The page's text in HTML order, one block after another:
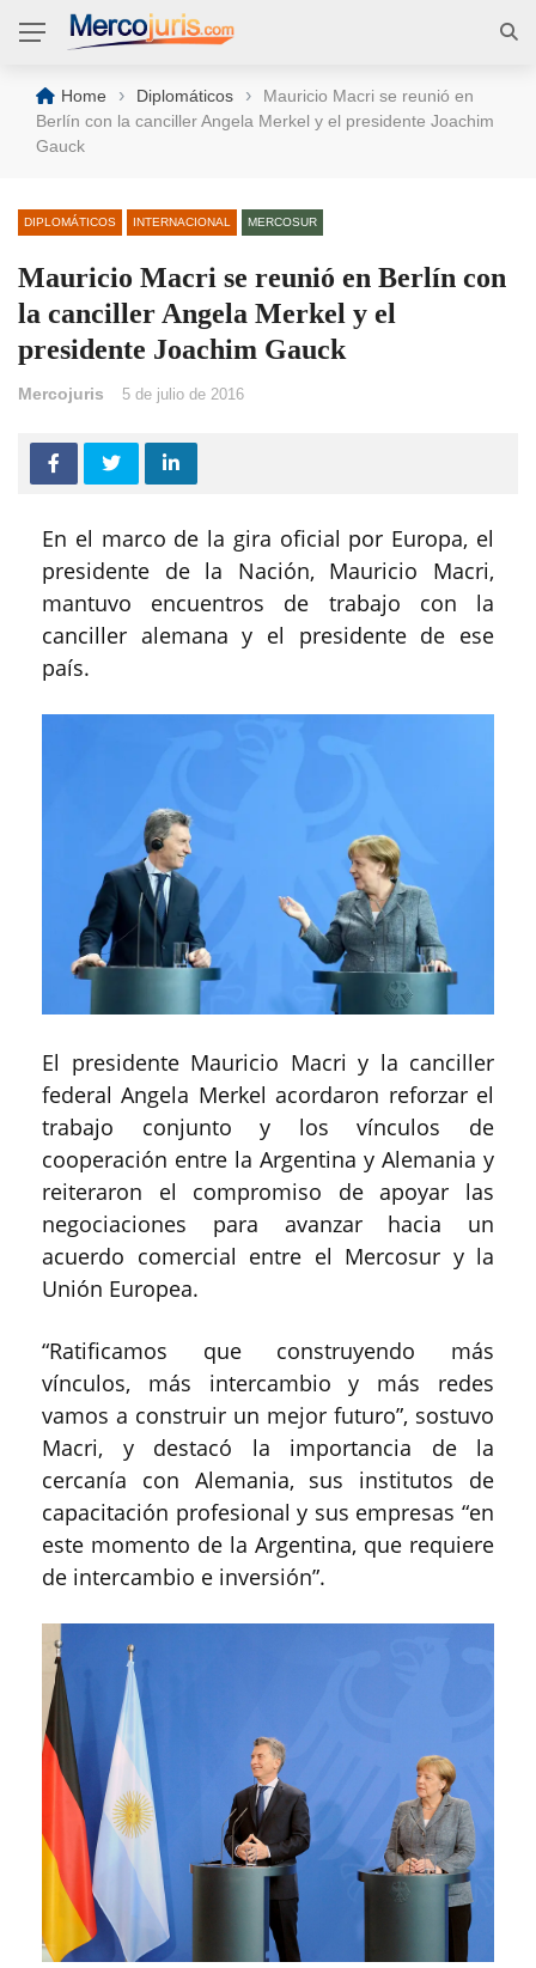
Home › Diplomáticos ›
Mauricio Macri se reunió en
Berlín con la canciller Angela Merkel y el presidente Joachim
Gauck
DIPLOMÁTICOS INTERNACIONAL MERCOSUR
Mauricio Macri se reunió en Berlín con
la canciller Angela Merkel y el
presidente Joachim Gauck
Mercojuris 5 de julio de 2016
En el marco de la gira oficial por Europa, el
presidente de la Nación, Mauricio Macri,
mantuvo encuentros de trabajo con la
canciller alemana y el presidente de ese
país.
El presidente Mauricio Macri y la canciller
federal Angela Merkel acordaron reforzar el
trabajo conjunto y los vínculos de
cooperación entre la Argentina y Alemania y
reiteraron el compromiso de apoyar las
negociaciones para avanzar hacia un
acuerdo comercial entre el Mercosur y la
Unión Europea.
“Ratificamos que construyendo más
vínculos, más intercambio y más redes
vamos a construir un mejor futuro”, sostuvo
Macri, y destacó la importancia de la
cercanía con Alemania, sus institutos de
capacitación profesional y sus empresas “en
este momento de la Argentina, que requiere
de intercambio e inversión”.